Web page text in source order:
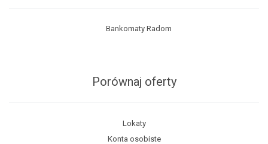
Bankomaty Radom
Porównaj oferty
Lokaty
Konta osobiste